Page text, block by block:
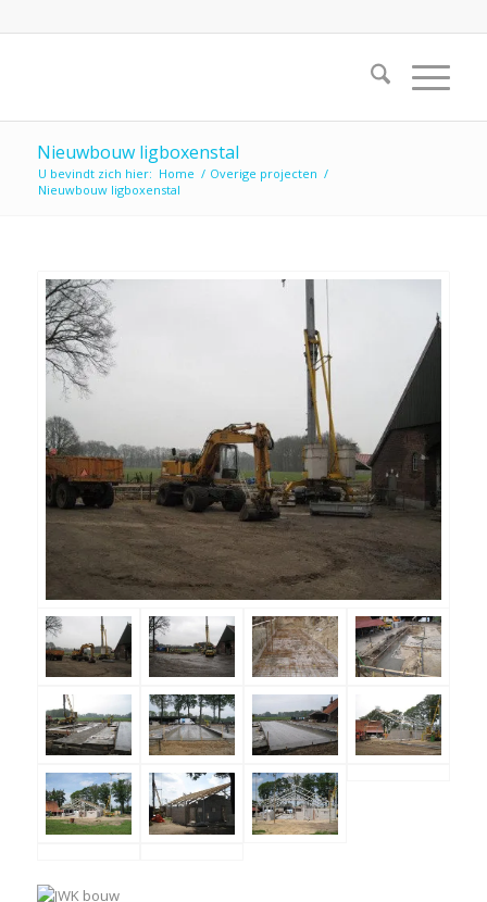
Nieuwbouw ligboxenstal
U bevindt zich hier: Home / Overige projecten /
Nieuwbouw ligboxenstal